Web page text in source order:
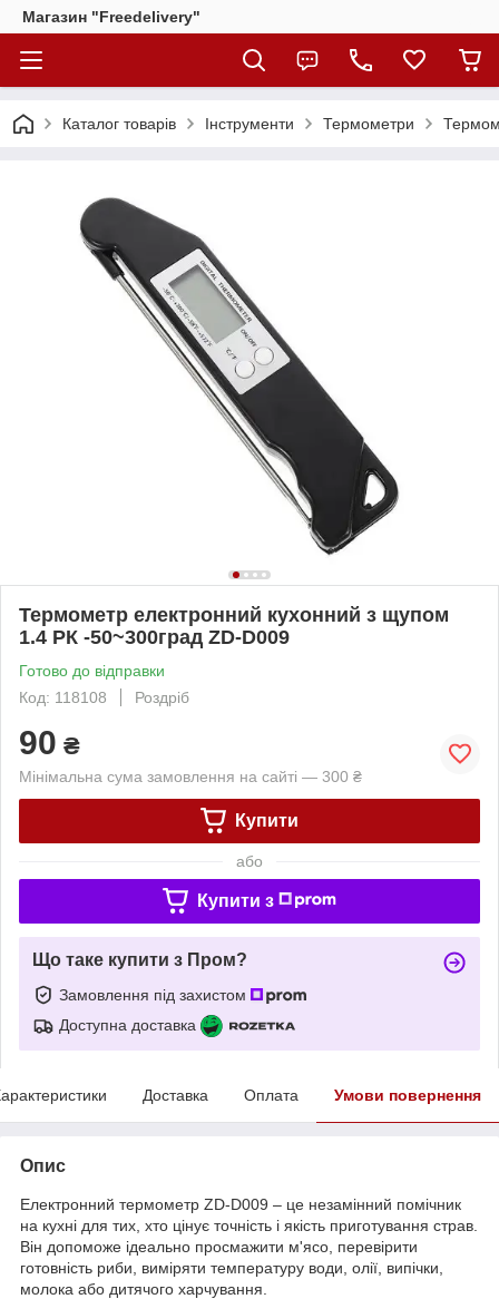
Магазин "Freedelivery"
Каталог товарів Інструменти Термометри
Термометр електронний кухонний з щупом
1.4 РК -50~300град ZD-D009
Готово до відправки
Код: 118108
Роздріб
90 ₴
Мінімальна сума замовлення на сайті — 300 ₴
Купити
або
Купити з
Що таке купити з Пром?
Замовлення під захистом
Доступна доставка
Доставка Оплата Умови повернення
Опис
Електронний термометр ZD-D009 – це незамінний помічник
на кухні для тих, хто цінує точність і якість приготування страв.
Він допоможе ідеально просмажити м'ясо, перевірити
готовність риби, виміряти температуру води, олії, випічки,
молока або дитячого харчування.